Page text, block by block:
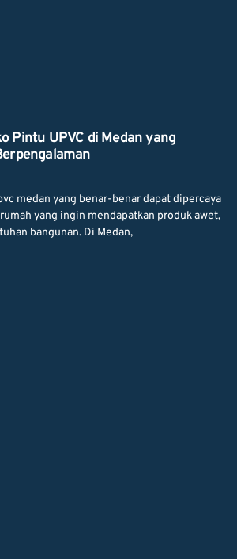
Pintu UPVC di Medan yang
medan yang benar-benar dapat dipercaya
yang ingin mendapatkan produk awet,
bangunan. Di Medan,